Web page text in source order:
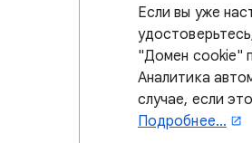
Если вы уже
"Домен cookie"
Аналитика
случае, если
Подробнее…